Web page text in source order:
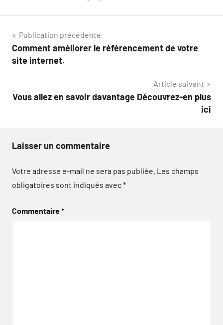
Navigation
de
Publication précédente
Comment améliorer le référencement de votre
site internet.
Article suivant
Vous allez en savoir davantage Découvrez-en plus
ici
Laisser un commentaire
Votre adresse e-mail ne sera pas publiée. Les champs
obligatoires sont indiqués avec*
Commentaire*